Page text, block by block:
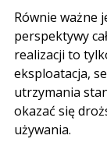
Równie ważne
perspektywy
realizacji to
eksploatacja,
utrzymania
okazać się
używania.